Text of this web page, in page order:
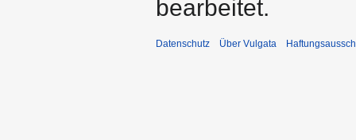
bearbeitet.
Datenschutz Über Vulgata